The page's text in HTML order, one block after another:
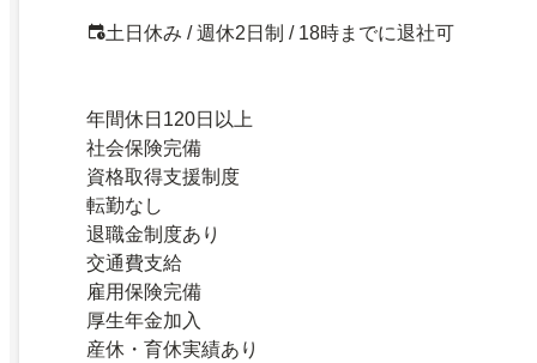
土日休み / 週休2日制 / 18時までに退社可
年間休日120日以上
社会保険完備
資格取得支援制度
転勤なし
退職金制度あり
交通費支給
雇用保険完備
厚生年金加入
産休・育休実績あり